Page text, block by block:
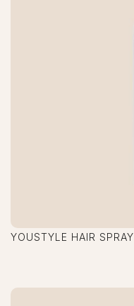
YOUSTYLE HAIR SPRAY